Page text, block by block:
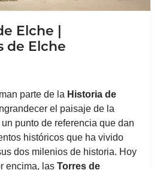
Elche |
de Elche
parte de la Historia de
el paisaje de la
punto de referencia que dan
históricos que ha vivido
dos milenios de historia. Hoy
encima, las Torres de